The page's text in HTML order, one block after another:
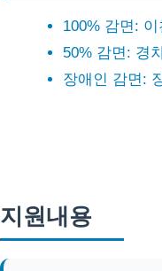
100% 감면:
50% 감면: 경
장애인 감면:
지원내용